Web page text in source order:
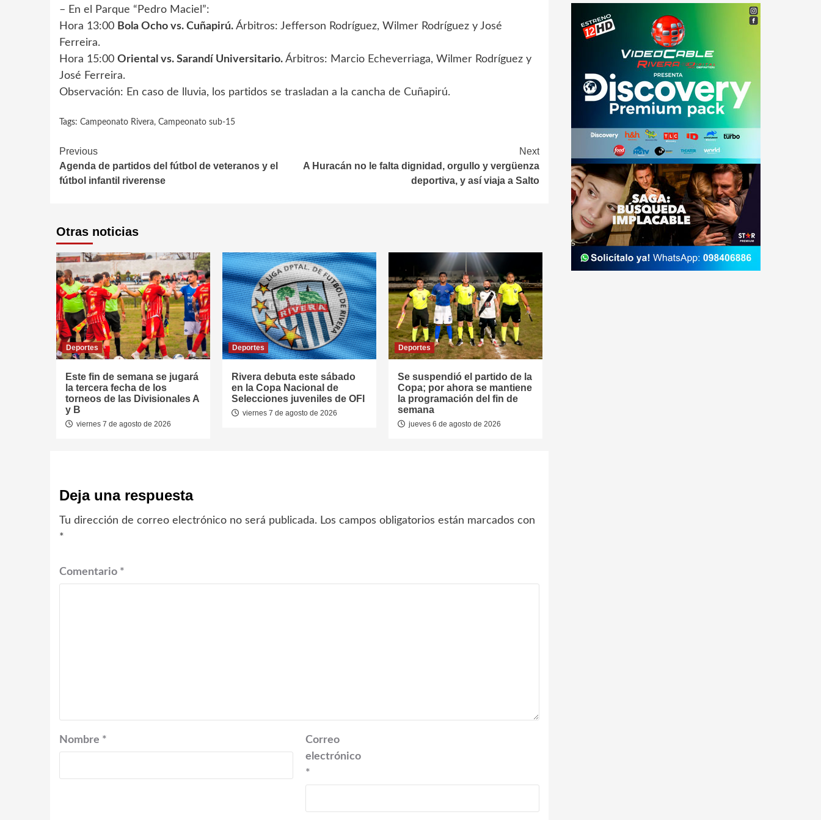
– En el Parque “Pedro Maciel”:
Hora 13:00 Bola Ocho vs. Cuñapirú. Árbitros: Jefferson Rodríguez, Wilmer Rodríguez y José
Ferreira.
Hora 15:00 Oriental vs. Sarandí Universitario. Árbitros: Marcio Echeverriaga, Wilmer Rodríguez y
José Ferreira.
Observación: En caso de lluvia, los partidos se trasladan a la cancha de Cuñapirú.
Tags: Campeonato Rivera, Campeonato sub-15
Continue
Reading
Previous
Agenda de partidos del fútbol de veteranos y el
fútbol infantil riverense
Next
A Huracán no le falta dignidad, orgullo y vergüenza
deportiva, y así viaja a Salto
Otras noticias
Deportes
Este fin de semana se jugará
la tercera fecha de los
torneos de las Divisionales A
y B
viernes 7 de agosto de 2026
Deportes
Rivera debuta este sábado
en la Copa Nacional de
Selecciones juveniles de OFI
viernes 7 de agosto de 2026
Deportes
Se suspendió el partido de la
Copa; por ahora se mantiene
la programación del fin de
semana
jueves 6 de agosto de 2026
Deja una respuesta
Tu dirección de correo electrónico no será publicada. Los campos obligatorios están marcados con
*
Comentario *
Nombre *
Correo
electrónico
*